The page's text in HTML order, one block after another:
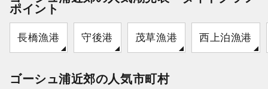
ポイント
長橋漁港 守後港 茂草漁港 西上泊漁港
ゴーシュ浦近郊の人気市町村